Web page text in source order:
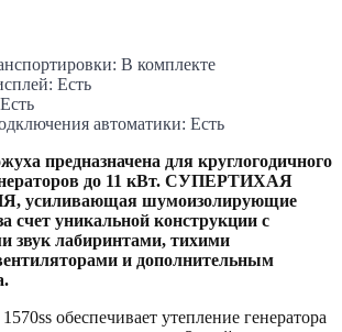
В комплекте
Есть
автоматики: Есть
предназначена для круглогодичного
до 11 кВт. СУПЕРТИХАЯ
усиливающая шумоизолирующие
счет уникальной конструкции с
звук лабиринтами, тихими
и дополнительным
обеспечивает утепление генератора